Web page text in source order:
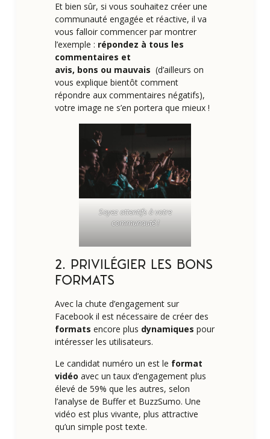
Et bien sûr, si vous souhaitez créer une
communauté engagée et réactive, il va
vous falloir commencer par montrer
l’exemple : répondez à tous les
commentaires et
avis, bons ou mauvais (d’ailleurs on
vous explique bientôt comment
répondre aux commentaires négatifs),
votre image ne s’en portera que mieux !
Soyez attentifs à votre
communauté !
2. PRIVILÉGIER LES BONS
FORMATS
Avec la chute d’engagement sur
Facebook il est nécessaire de créer des
formats encore plus dynamiques pour
intéresser les utilisateurs.
Le candidat numéro un est le format
vidéo avec un taux d’engagement plus
élevé de 59% que les autres, selon
l’analyse de Buffer et BuzzSumo. Une
vidéo est plus vivante, plus attractive
qu’un simple post texte.